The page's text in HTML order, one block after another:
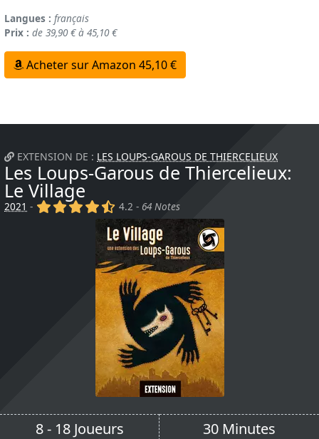
Langues : français
Prix : de 39,90 € à 45,10 €
Acheter sur Amazon 45,10 €
EXTENSION DE : LES LOUPS-GAROUS DE THIERCELIEUX
Les Loups-Garous de Thiercelieux:
Le Village
2021 - (x) (x) (x) (x) (,)
4.2 - 64 Notes
8 - 18 Joueurs 30 Minutes